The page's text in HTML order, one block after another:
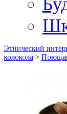
Этнический
колокола >